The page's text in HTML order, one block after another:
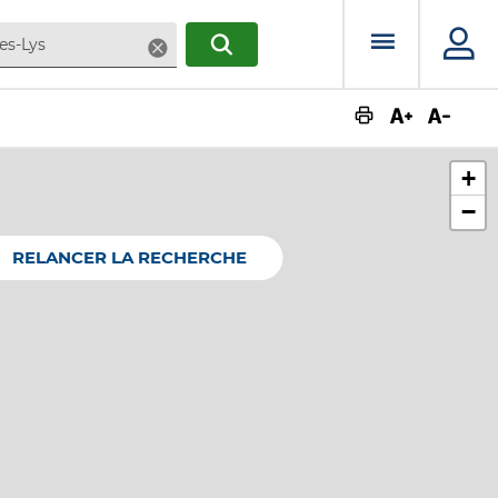
SupprimerRECHERCHERMenu
+
−
RELANCER LA RECHERCHE